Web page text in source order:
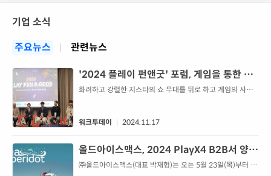
기업 소식
주요뉴스
관련뉴스
'2024 플레이 펀앤굿' 포럼, 게임을 통한 선
한 영향력 사례 공유
화려하고 강렬한 지스타의 쇼 무대를 뒤로 하고 게임의 사회
는 지난 15일 부산 벡스코에서 &#39;2024 플레이 펀앤굿
시스터즈 오븐게임즈 이사, 박재형 올드아이스 대표, 박서림
게임스트리머 등이 주제 발표자로 나섰다.가장 먼저 연단에
오른 윤태진 교수는 &#39;건강한 게임사...
워크투데이 2024.11.17
올드아이스맥스, 2024 PlayX4 B2B서 양식
업 시뮬레이션 게임 ‘씨 오브 페리도트’ 알린
㈜올드아이스맥스(대표 박재형)는 오는 5월 23일(목)부터 26